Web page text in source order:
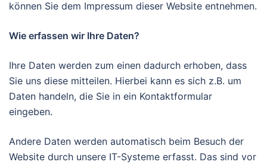
können Sie dem Impressum dieser Website entnehmen.
Wie erfassen wir Ihre Daten?
Ihre Daten werden zum einen dadurch erhoben, dass
Sie uns diese mitteilen. Hierbei kann es sich z.B. um
Daten handeln, die Sie in ein Kontaktformular
eingeben.
Andere Daten werden automatisch beim Besuch der
Website durch unsere IT-Systeme erfasst. Das sind vor